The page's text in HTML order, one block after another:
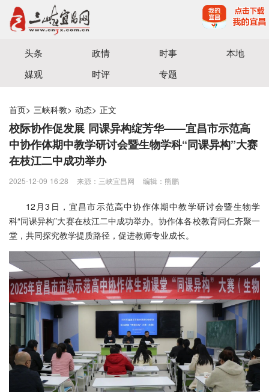
宜昌三峡融媒体中心主办
头条 政情 时事
本地
媒观
时评 专题
首页> 三峡科教> 动态> 正文
校际协作促发展 同课异构绽芳华——宜昌市示范高
中协作体期中教学研讨会暨生物学科“同课异构”大赛
在枝江二中成功举办
2025-12-09 16:28 来源：三峡宜昌网 编辑：熊鹏
12月3日，宜昌市示范高中协作体期中教学研讨会暨生物学
科“同课异构”大赛在枝江二中成功举办。协作体各校教育同仁齐聚一
堂，共同探究教学提质路径，促进教师专业成长。